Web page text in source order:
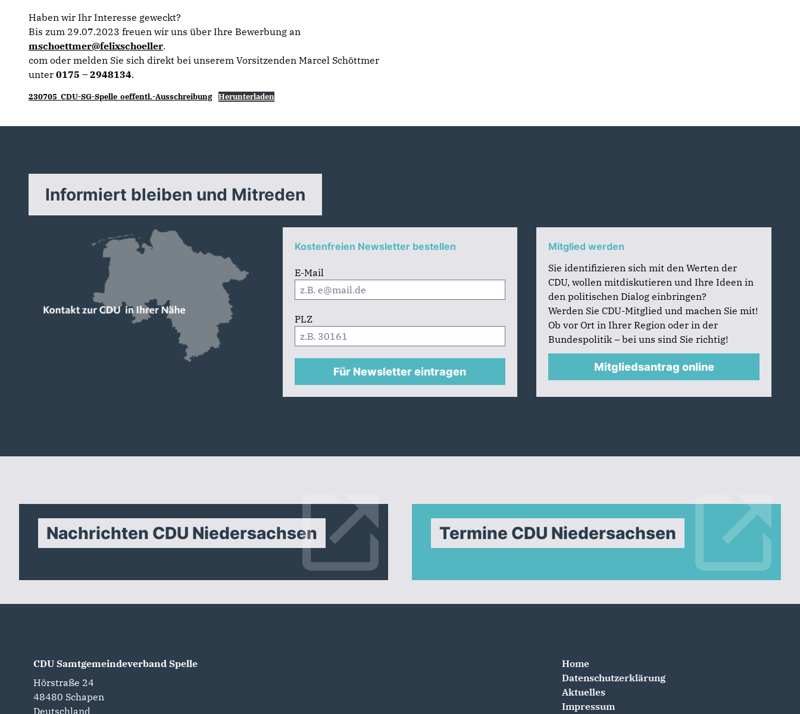
Haben wir Ihr Interesse geweckt?
Bis zum 29.07.2023 freuen wir uns über Ihre Bewerbung an
mschoettmer@felixschoeller.
com oder melden Sie sich direkt bei unserem Vorsitzenden Marcel Schöttmer
unter 0175 – 2948134.
230705_CDU-SG-Spelle_oeffentl.-Ausschreibung Herunterladen
Informiert bleiben und Mitreden
Kostenfreien Newsletter bestellen
E-Mail
PLZ
Für Newsletter eintragen
Mitglied werden
Sie identifizieren sich mit den Werten der
CDU, wollen mitdiskutieren und Ihre Ideen in
den politischen Dialog einbringen?
Werden Sie CDU-Mitglied und machen Sie mit!
Ob vor Ort in Ihrer Region oder in der
Bundespolitik – bei uns sind Sie richtig!
Mitgliedsantrag online
Nachrichten CDU Niedersachsen Termine CDU Niedersachsen
CDU Samtgemeindeverband Spelle
Hörstraße 24
48480 Schapen
Deutschland
Home
Datenschutzerklärung
Aktuelles
Impressum